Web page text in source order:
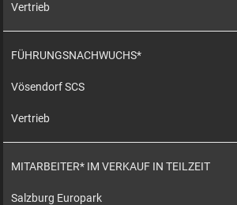
Vertrieb
FÜHRUNGSNACHWUCHS*
Vösendorf SCS
Vertrieb
MITARBEITER* IM VERKAUF IN TEILZEIT
Salzburg Europark